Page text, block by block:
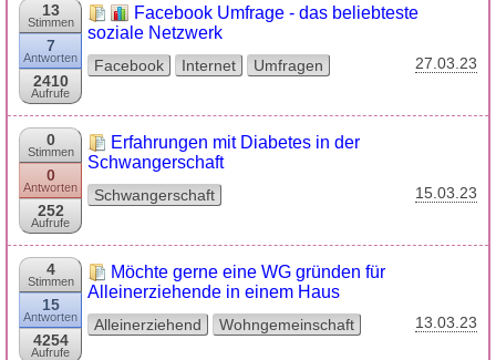
13
Stimmen
7
Antworten
2410
Aufrufe
Facebook Umfrage - das beliebteste
soziale Netzwerk
Facebook Internet Umfragen 27.03.23
0
Stimmen
0
Antworten
252
Aufrufe
Erfahrungen mit Diabetes in der
Schwangerschaft
Schwangerschaft 15.03.23
4
Stimmen
15
Antworten
4254
Aufrufe
Möchte gerne eine WG gründen für
Alleinerziehende in einem Haus
Alleinerziehend Wohngemeinschaft 13.03.23